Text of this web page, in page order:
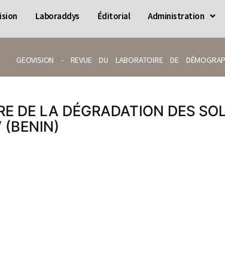
Laboraddys Éditorial Administration
GEOVISION - REVUE DU LABORATOIRE DE
DE LA DÉGRADATION DES
(BENIN)